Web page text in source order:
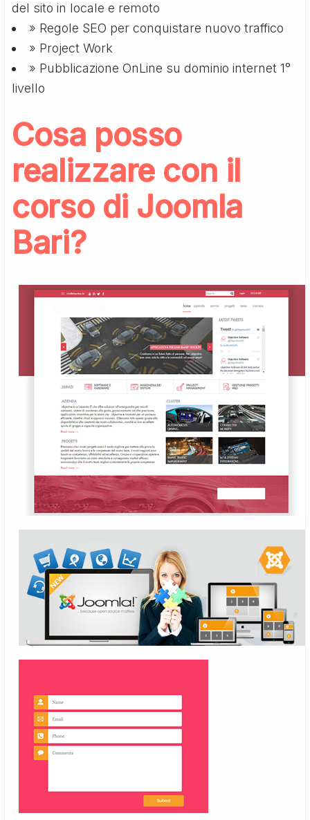
del sito in locale e remoto
» Regole SEO per conquistare nuovo traffico
» Project Work
» Pubblicazione OnLine su dominio internet 1°
livello
Cosa posso
realizzare con il
corso di Joomla
Bari?